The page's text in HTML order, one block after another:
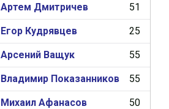
Артем Дмитричев 51
Егор Кудрявцев 25
Арсений Ващук 55
Владимир Показанников 55
Михаил Афанасов 50